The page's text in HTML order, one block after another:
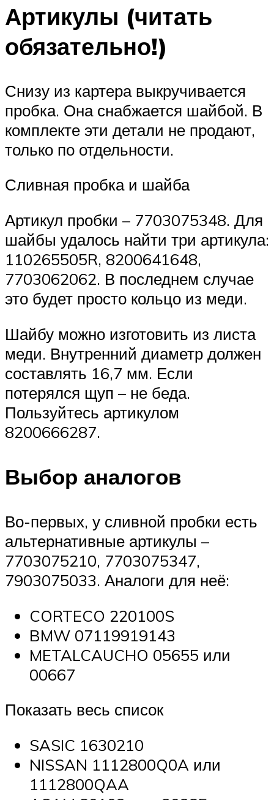
Артикулы (читать
обязательно!)
Снизу из картера выкручивается
пробка. Она снабжается шайбой. В
комплекте эти детали не продают,
только по отдельности.
Сливная пробка и шайба
Артикул пробки – 7703075348. Для
шайбы удалось найти три артикула:
110265505R, 8200641648,
7703062062. В последнем случае
это будет просто кольцо из меди.
Шайбу можно изготовить из листа
меди. Внутренний диаметр должен
составлять 16,7 мм. Если
потерялся щуп – не беда.
Пользуйтесь артикулом
8200666287.
Выбор аналогов
Во-первых, у сливной пробки есть
альтернативные артикулы –
7703075210, 7703075347,
7903075033. Аналоги для неё:
CORTECO 220100S
BMW 07119919143
METALCAUCHO 05655 или
00667
Показать весь список
SASIC 1630210
NISSAN 1112800Q0A или
1112800QAA